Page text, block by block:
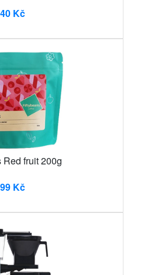
Kč
Red fruit 200g
Kč